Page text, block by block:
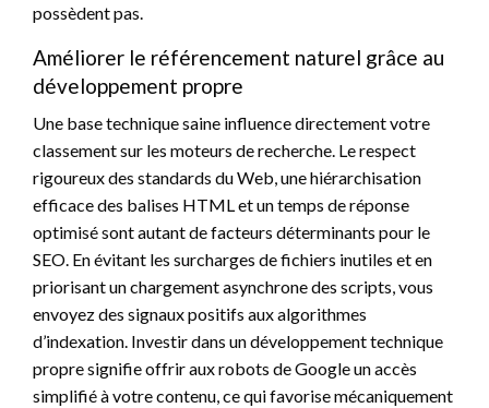
possèdent pas.
Améliorer le référencement naturel grâce au
développement propre
Une base technique saine influence directement votre
classement sur les moteurs de recherche. Le respect
rigoureux des standards du Web, une hiérarchisation
efficace des balises HTML et un temps de réponse
optimisé sont autant de facteurs déterminants pour le
SEO. En évitant les surcharges de fichiers inutiles et en
priorisant un chargement asynchrone des scripts, vous
envoyez des signaux positifs aux algorithmes
d’indexation. Investir dans un développement technique
propre signifie offrir aux robots de Google un accès
simplifié à votre contenu, ce qui favorise mécaniquement